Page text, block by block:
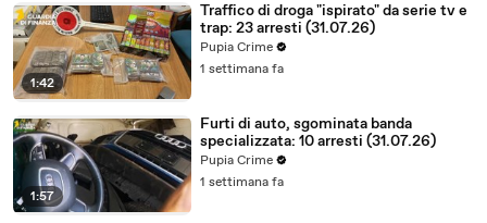
1:42
Traffico di droga "ispirato" da serie tv e
trap: 23 arresti (31.07.26)
Pupia Crime
1 settimana fa
1:57
Furti di auto, sgominata banda
specializzata: 10 arresti (31.07.26)
Pupia Crime
1 settimana fa